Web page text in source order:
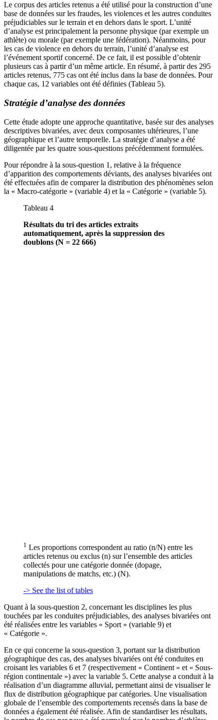
Le corpus des articles retenus a été utilisé pour la construction d’une
base de données sur les fraudes, les violences et les autres conduites
préjudiciables sur le terrain et en dehors dans le sport. L’unité
d’analyse est principalement la personne physique (par exemple un
athlète) ou morale (par exemple une fédération). Néanmoins, pour
les cas de violence en dehors du terrain, l’unité d’analyse est
l’événement sportif concerné. De ce fait, il est possible d’obtenir
plusieurs cas à partir d’un même article. En résumé, à partir des 295
articles retenus, 775 cas ont été inclus dans la base de données. Pour
chaque cas, 12 variables ont été définies (Tableau 5).
Stratégie d’analyse des données
Cette étude adopte une approche quantitative, basée sur des analyses
descriptives bivariées, avec deux composantes ultérieures, l’une
géographique et l’autre temporelle. La stratégie d’analyse a été
diligentée par les quatre sous-questions précédemment formulées.
Pour répondre à la sous-question 1, relative à la fréquence
d’apparition des comportements déviants, des analyses bivariées ont
été effectuées afin de comparer la distribution des phénomènes selon
la « Macro-catégorie » (variable 4) et la « Catégorie » (variable 5).
Tableau 4
Résultats du tri des articles extraits
automatiquement, après la suppression des
doublons (N = 22 666)
1 Les proportions correspondent au ratio (n/N) entre les
articles retenus ou exclus (n) sur l’ensemble des articles
collectés pour une catégorie donnée (dopage,
manipulations de matchs, etc.) (N).
-> See the list of tables
Quant à la sous-question 2, concernant les disciplines les plus
touchées par les conduites préjudiciables, des analyses bivariées ont
été réalisées entre les variables « Sport » (variable 9) et
« Catégorie ».
En ce qui concerne la sous-question 3, portant sur la distribution
géographique des cas, des analyses bivariées ont été conduites en
croisant les variables 6 et 7 (respectivement « Continent » et « Sous-
région continentale ») avec la variable 5. Cette analyse a conduit à la
réalisation d’un diagramme alluvial, permettant ainsi de visualiser le
flux de distribution géographique par catégories. Une visualisation
globale de l’ensemble des comportements recensés dans la base de
données a également été réalisée. Afin de standardiser les résultats,